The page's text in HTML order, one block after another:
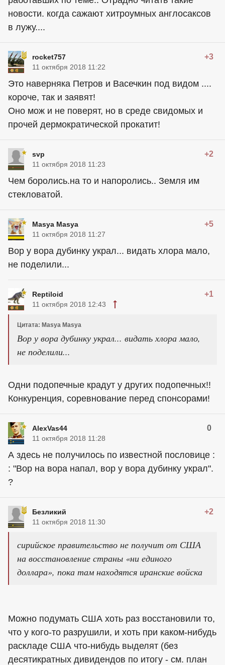
новости. когда сажают хитроумных англосаксов
в лужу....
rocket757 +3
11 октября 2018 11:22
Это наверняка Петров и Васечкин под видом ....
короче, так и заявят!
Оно мож и не поверят, но в среде свидомых и
прочей дермократической прокатит!
svp +2
11 октября 2018 11:23
Чем боролись.на то и напоролись.. Земля им
стекловатой.
Masya Masya +5
11 октября 2018 11:27
Вор у вора дубинку украл... видать хлора мало,
не поделили...
Reptiloid +1
11 октября 2018 12:43
Цитата: Masya Masya
Вор у вора дубинку украл... видать хлора мало,
не поделили...
Одни подопечные крадут у других подопечных!!
Конкуренция, соревнование перед спонсорами!
AlexVas44 0
11 октября 2018 11:28
А здесь не получилось по известной пословице :
: "Вор на вора напал, вор у вора дубинку украл".
?
Безликий +2
11 октября 2018 11:30
сирийское правительство не получит от США
на восстановление страны «ни единого
доллара», пока там находятся иранские войска
Можно подумать США хоть раз восстановили то,
что у кого-то разрушили, и хоть при каком-нибудь
раскладе США что-нибудь выделят (без
десятикратных дивидендов по итогу - см. план